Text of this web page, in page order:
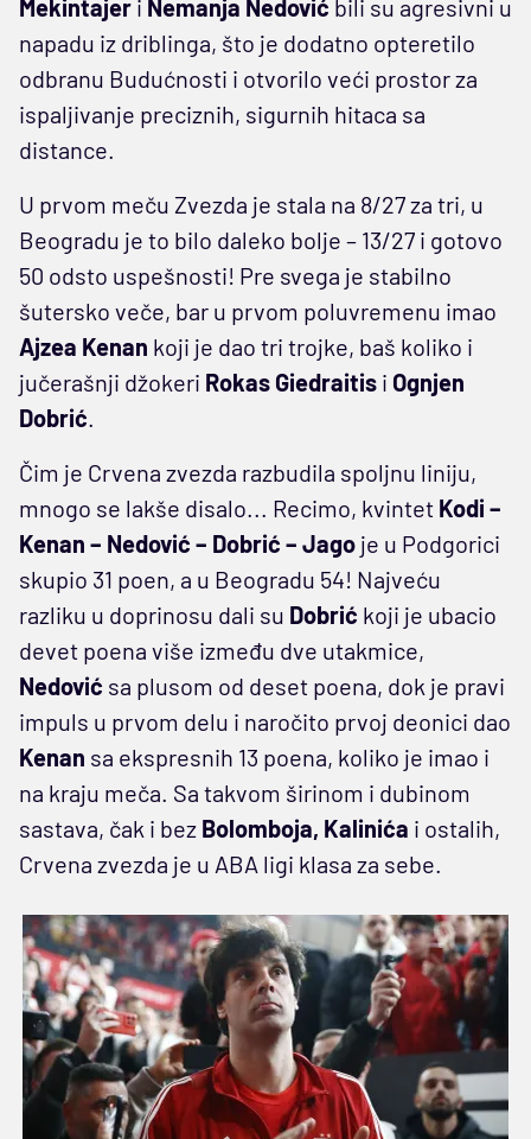
Mekintajer i Nemanja Nedović bili su agresivni u
napadu iz driblinga, što je dodatno opteretilo
odbranu Budućnosti i otvorilo veći prostor za
ispaljivanje preciznih, sigurnih hitaca sa
distance.
U prvom meču Zvezda je stala na 8/27 za tri, u
Beogradu je to bilo daleko bolje – 13/27 i gotovo
50 odsto uspešnosti! Pre svega je stabilno
šutersko veče, bar u prvom poluvremenu imao
Ajzea Kenan koji je dao tri trojke, baš koliko i
jučerašnji džokeri Rokas Giedraitis i Ognjen
Dobrić
Čim je Crvena zvezda razbudila spoljnu liniju,
mnogo se lakše disalo... Recimo, kvintet Kodi –
Kenan – Nedović – Dobrić – Jago je u Podgorici
skupio 31 poen, a u Beogradu 54! Najveću
razliku u doprinosu dali su Dobrić koji je ubacio
devet poena više između dve utakmice,
Nedović sa plusom od deset poena, dok je pravi
impuls u prvom delu i naročito prvoj deonici dao
Kenan sa ekspresnih 13 poena, koliko je imao i
na kraju meča. Sa takvom širinom i dubinom
sastava, čak i bez Bolomboja, Kalinića i ostalih,
Crvena zvezda je u ABA ligi klasa za sebe.